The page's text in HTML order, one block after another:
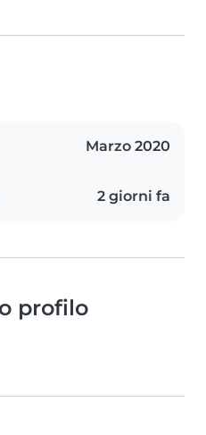
Marzo 2020
2 giorni fa
profilo